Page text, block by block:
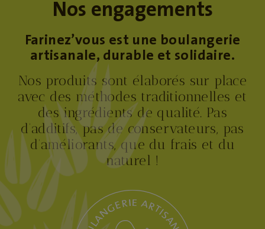
Nos engagements
Farinez’vous est une boulangerie
artisanale, durable et solidaire.
Nos produits sont élaborés sur place
avec des méthodes traditionnelles et
des ingrédients de qualité. Pas
d’additifs, pas de conservateurs, pas
d’améliorants, que du frais et du
naturel !